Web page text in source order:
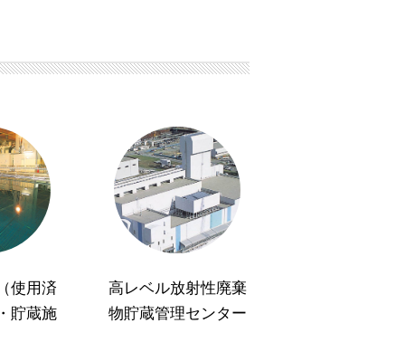
使用済
貯蔵施
高レベル放射性廃棄
物貯蔵管理センター